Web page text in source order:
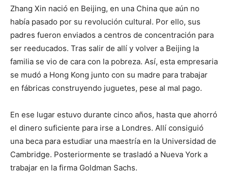
Zhang Xin nació en Beijing, en una China que aún no
había pasado por su revolución cultural. Por ello, sus
padres fueron enviados a centros de concentración para
ser reeducados. Tras salir de allí y volver a Beijing la
familia se vio de cara con la pobreza. Así, esta empresaria
se mudó a Hong Kong junto con su madre para trabajar
en fábricas construyendo juguetes, pese al mal pago.
En ese lugar estuvo durante cinco años, hasta que ahorró
el dinero suficiente para irse a Londres. Allí consiguió
una beca para estudiar una maestría en la Universidad de
Cambridge. Posteriormente se trasladó a Nueva York a
trabajar en la firma Goldman Sachs.